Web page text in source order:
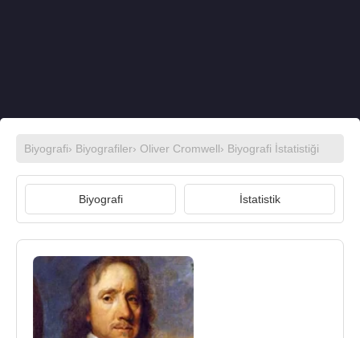
Biyografi› Biyografiler› Oliver Cromwell› Biyografi İstatistiği
Biyografi İstatistik